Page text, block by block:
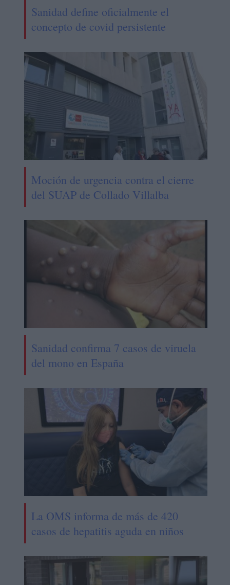
Sanidad define oficialmente el
concepto de covid persistente
Moción de urgencia contra el cierre
del SUAP de Collado Villalba
Sanidad confirma 7 casos de viruela
del mono en España
La OMS informa de más de 420
casos de hepatitis aguda en niños